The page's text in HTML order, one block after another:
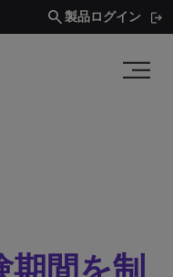
search製品ログイン